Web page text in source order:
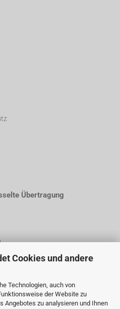
Cookies und andere
Technologien, auch von
der Website zu
Angebotes zu analysieren und Ihnen
Übertragung